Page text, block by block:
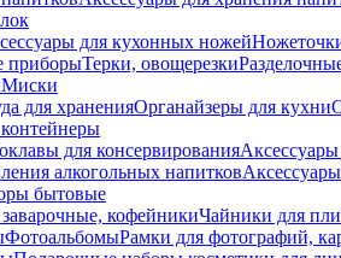
для кухонных ножей
приборыТерки, овощерезки
Миски
для храненияОрганайзеры для кухни
для консервирования
алкогольных напитков
бытовые
кофейникиЧайники для
ФотоальбомыРамки для фотографий,